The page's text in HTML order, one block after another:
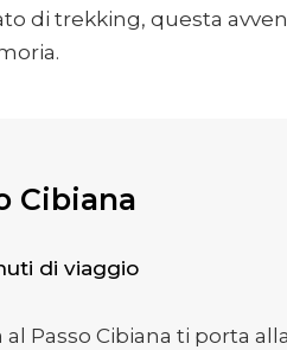
di trekking, questa
Cibiana
di viaggio
al Passo Cibiana ti porta